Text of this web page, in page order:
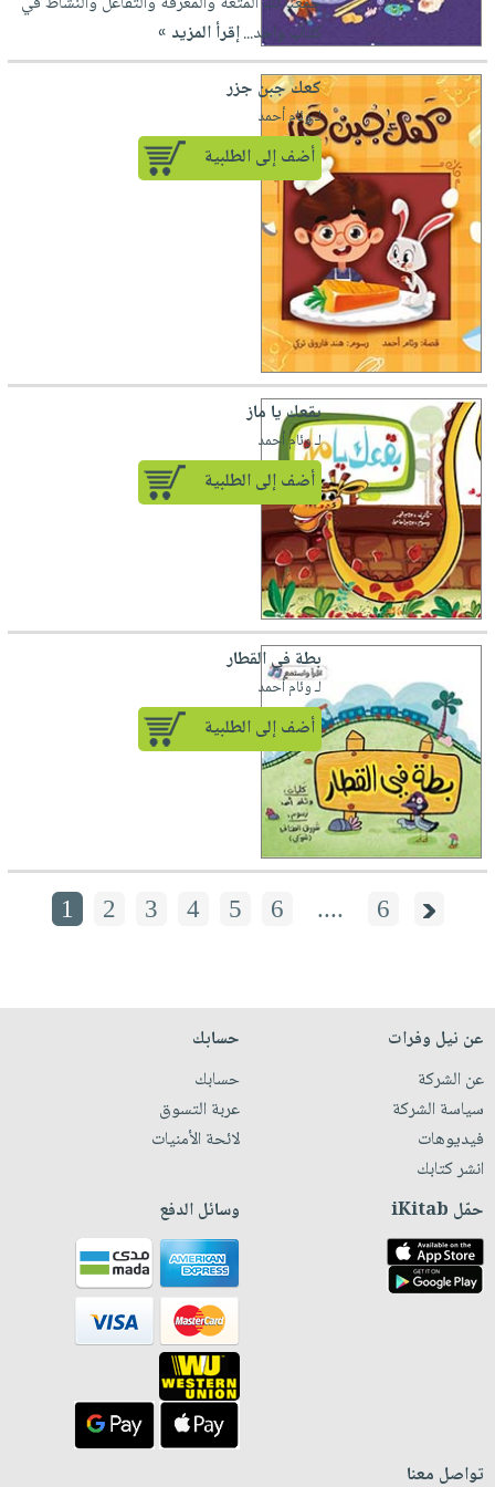
كتاب واحد...إقرأ المزيد »
كعك جبن جزر
لـ وئام أحمد
أضف إلى الطلبية
بقعك يا ماز
لـ وئام أحمد
أضف إلى الطلبية
بطة في القطار
لـ وئام أحمد
أضف إلى الطلبية
1 2 3 4 5 6 .... 6
عن نيل وفرات
عن الشركة
سياسة الشركة
فيديوهات
انشر كتابك
حسابك
حسابك
عربة التسوق
لائحة الأمنيات
حمّل iKitab وسائل الدفع
تواصل معنا